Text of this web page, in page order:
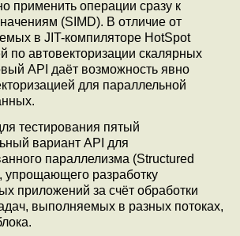
применить операции сразу к
(SIMD). В отличие от
в JIT-компиляторе HotSpot
по автовекторизации скалярных
API даёт возможность явно
для параллельной
тестирования пятый
вариант API для
параллелизма (Structured
упрощающего разработку
приложений за счёт обработки
выполняемых в разных потоках,